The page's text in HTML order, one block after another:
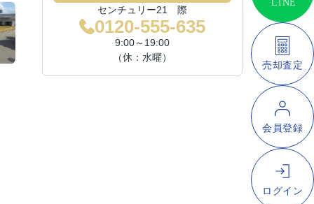
センチュリー21 際
0120-555-635
9:00～19:00
（休：水曜）